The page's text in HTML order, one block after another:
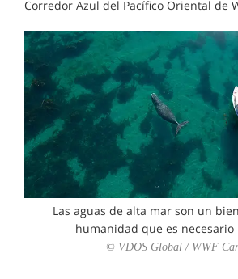
Corredor Azul del Pacífico Oriental de
Las aguas de alta mar son un
humanidad que es necesario
© VDOS Global / WWF